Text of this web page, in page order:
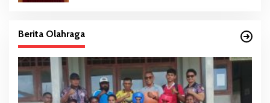
Berita Olahraga